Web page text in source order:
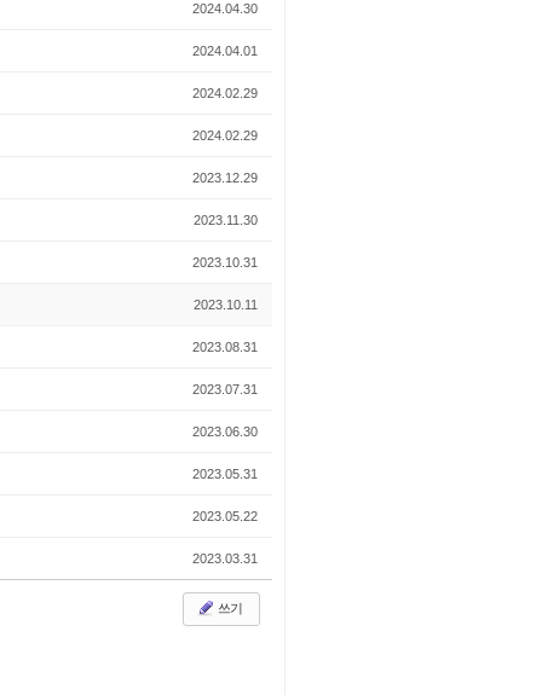
2024.04.30
2024.04.01
2024.02.29
2024.02.29
2023.12.29
2023.11.30
2023.10.31
2023.10.11
2023.08.31
2023.07.31
2023.06.30
2023.05.31
2023.05.22
2023.03.31
쓰기